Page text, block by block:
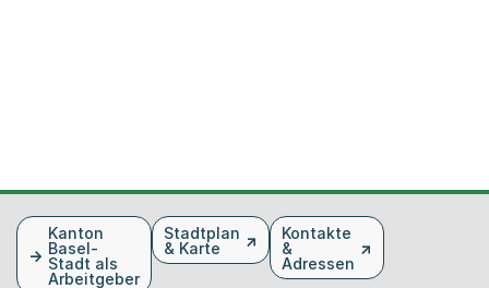
FusszeileKanton
Basel-
Stadt als
Arbeitgeber
Stadtplan
& Karte
Kontakte
&
Adressen